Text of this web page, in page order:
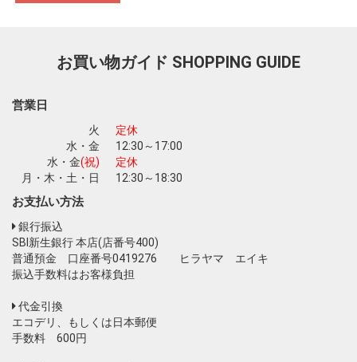
お買い物を続ける
お買い物ガイド SHOPPING GUIDE
営業日
火
定休
水・金
12:30～17:00
水・金(祝)
定休
月・木・土・日
12:30～18:30
お支払い方法
銀行振込
SBI新生銀行 本店(店番号400)
普通預金 口座番号0419276 ヒラヤマ エイキ
振込手数料はお客様負担
代金引換
エコデリ、もしくは日本郵便
手数料 600円